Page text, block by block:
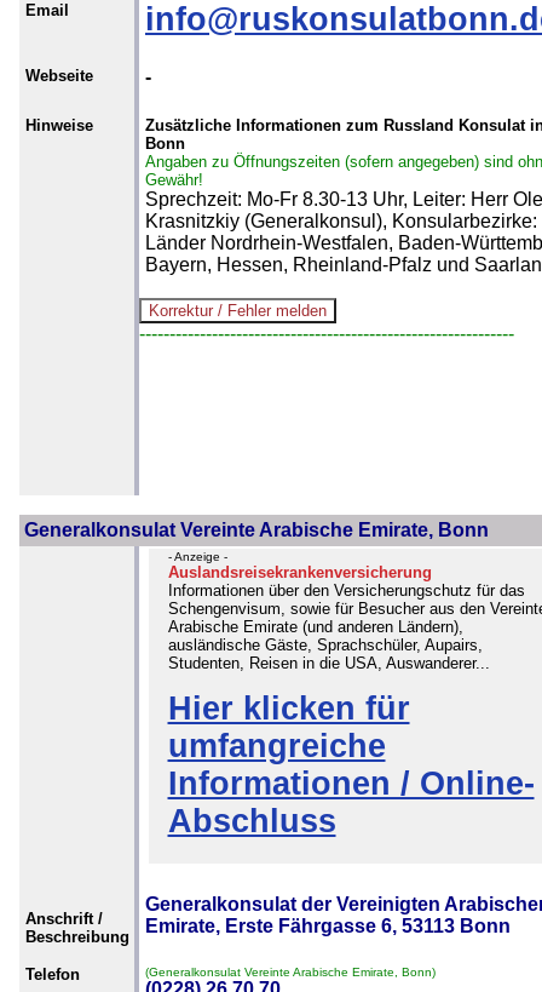
Email
Webseite -
Hinweise
Zusätzliche Informationen zum Russland Konsulat
Bonn
Angaben zu Öffnungszeiten (sofern angegeben) sind
Gewähr!
Sprechzeit: Mo-Fr 8.30-13 Uhr, Leiter: Herr
Krasnitzkiy (Generalkonsul), Konsularbezirke:
Länder Nordrhein-Westfalen, Baden-
Bayern, Hessen, Rheinland-Pfalz und
--------------------------------------------------------------
Generalkonsulat Vereinte Arabische Emirate, Bonn
- Anzeige -
Auslandsreisekrankenversicherung
Informationen über den Versicherungschutz für das
Schengenvisum, sowie für Besucher aus den
Arabische Emirate (und anderen Ländern),
ausländische Gäste, Sprachschüler, Aupairs,
Studenten, Reisen in die USA, Auswanderer...
Hier klicken für
umfangreiche
Informationen / Online-
Abschluss
Anschrift /
Beschreibung
Generalkonsulat der Vereinigten
Emirate, Erste Fährgasse 6, 53113 Bonn
Telefon (Generalkonsulat Vereinte Arabische Emirate, Bonn)